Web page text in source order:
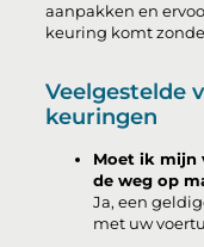
aanpakken en
keuring komt
Veelgestelde
keuringen
Moet ik mijn
de weg op
Ja, een
met uw